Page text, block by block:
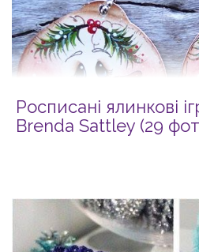
Росписані ялинкові
Brenda Sattley (29